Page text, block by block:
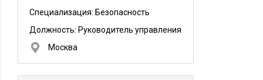
Специализация: Безопасность
Должность: Руководитель управления
Москва